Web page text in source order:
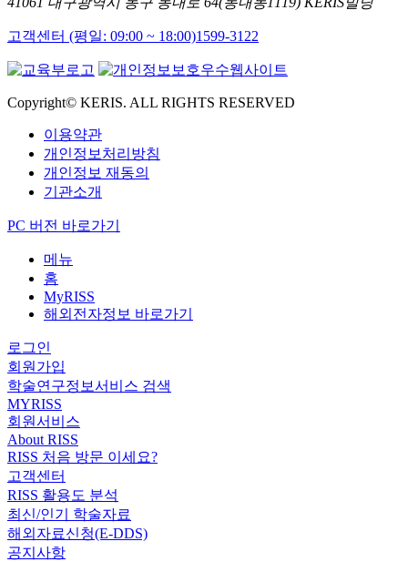
고객센터 (평일: 09:00 ~ 18:00)1599-3122
Copyright© KERIS. ALL RIGHTS RESERVED
이용약관
개인정보처리방침
개인정보 재동의
기관소개
PC 버전 바로가기
메뉴
홈
MyRISS
해외전자정보 바로가기
로그인
회원가입
학술연구정보서비스 검색
MYRISS
회원서비스
About RISS
RISS 처음 방문 이세요?
고객센터
RISS 활용도 분석
최신/인기 학술자료
해외자료신청(E-DDS)
공지사항